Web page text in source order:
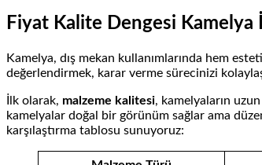
Fiyat Kalite Dengesi Kamelya
Kamelya, dış mekan kullanımlarında hem
değerlendirmek, karar verme sürecinizi
İlk olarak, malzeme kalitesi, kamelyaların
kamelyalar doğal bir görünüm sağlar ama
karşılaştırma tablosu sunuyoruz: